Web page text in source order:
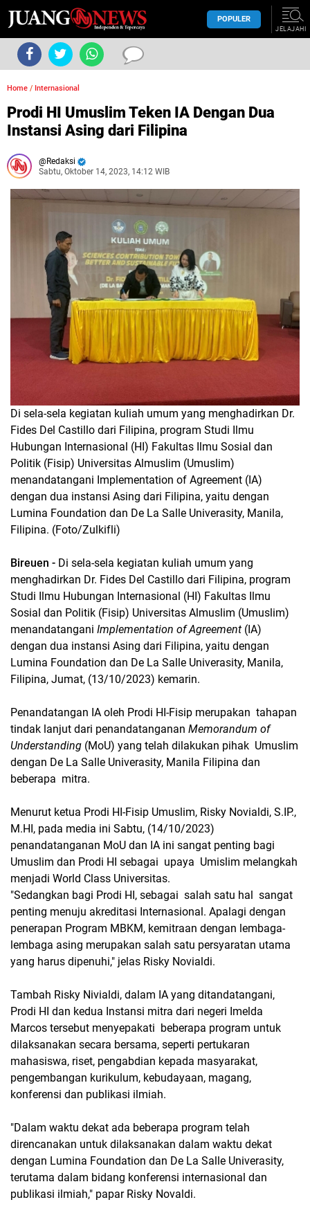
POPULER
JELAJAHI
Home / Internasional
Prodi HI Umuslim Teken IA Dengan Dua
Instansi Asing dari Filipina
Redaksi
Sabtu, Oktober 14, 2023, 14:12 WIB
Di sela-sela kegiatan kuliah umum yang menghadirkan Dr.
Fides Del Castillo dari Filipina, program Studi Ilmu
Hubungan Internasional (HI) Fakultas Ilmu Sosial dan
Politik (Fisip) Universitas Almuslim (Umuslim)
menandatangani Implementation of Agreement (IA)
dengan dua instansi Asing dari Filipina, yaitu dengan
Lumina Foundation dan De La Salle Univerasity, Manila,
Filipina. (Foto/Zulkifli)
Bireuen - Di sela-sela kegiatan kuliah umum yang
menghadirkan Dr. Fides Del Castillo dari Filipina, program
Studi Ilmu Hubungan Internasional (HI) Fakultas Ilmu
Sosial dan Politik (Fisip) Universitas Almuslim (Umuslim)
menandatangani Implementation of Agreement (IA)
dengan dua instansi Asing dari Filipina, yaitu dengan
Lumina Foundation dan De La Salle Univerasity, Manila,
Filipina, Jumat, (13/10/2023) kemarin.
Penandatangan IA oleh Prodi HI-Fisip merupakan tahapan
tindak lanjut dari penandatanganan Memorandum of
Understanding (MoU) yang telah dilakukan pihak Umuslim
dengan De La Salle Univerasity, Manila Filipina dan
beberapa mitra.
Menurut ketua Prodi HI-Fisip Umuslim, Risky Novialdi, S.IP.,
M.HI, pada media ini Sabtu, (14/10/2023)
penandatanganan MoU dan IA ini sangat penting bagi
Umuslim dan Prodi HI sebagai upaya Umislim melangkah
menjadi World Class Universitas.
"Sedangkan bagi Prodi HI, sebagai salah satu hal sangat
penting menuju akreditasi Internasional. Apalagi dengan
penerapan Program MBKM, kemitraan dengan lembaga-
lembaga asing merupakan salah satu persyaratan utama
yang harus dipenuhi," jelas Risky Novialdi.
Tambah Risky Nivialdi, dalam IA yang ditandatangani,
Prodi HI dan kedua Instansi mitra dari negeri Imelda
Marcos tersebut menyepakati beberapa program untuk
dilaksanakan secara bersama, seperti pertukaran
mahasiswa, riset, pengabdian kepada masyarakat,
pengembangan kurikulum, kebudayaan, magang,
konferensi dan publikasi ilmiah.
"Dalam waktu dekat ada beberapa program telah
direncanakan untuk dilaksanakan dalam waktu dekat
dengan Lumina Foundation dan De La Salle Univerasity,
terutama dalam bidang konferensi internasional dan
publikasi ilmiah," papar Risky Novaldi.